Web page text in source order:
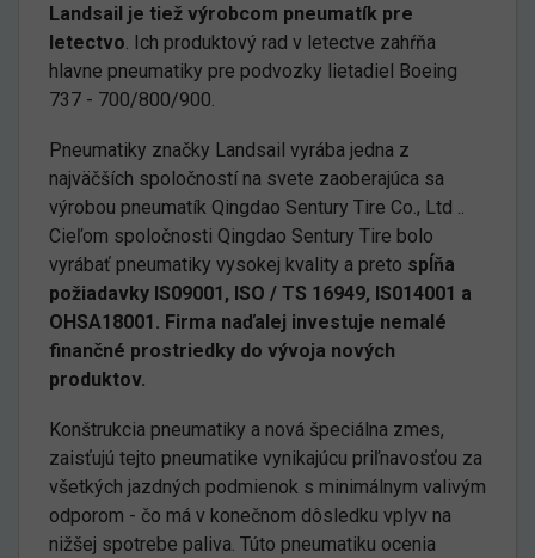
Landsail je tiež výrobcom pneumatík pre
letectvo. Ich produktový rad v letectve zahŕňa
hlavne pneumatiky pre podvozky lietadiel Boeing
737 - 700/800/900.
Pneumatiky značky Landsail vyrába jedna z
najväčších spoločností na svete zaoberajúca sa
výrobou pneumatík Qingdao Sentury Tire Co., Ltd ..
Cieľom spoločnosti Qingdao Sentury Tire bolo
vyrábať pneumatiky vysokej kvality a preto spĺňa
požiadavky IS09001, ISO / TS 16949, IS014001 a
OHSA18001. Firma naďalej investuje nemalé
finančné prostriedky do vývoja nových
produktov.
Konštrukcia pneumatiky a nová špeciálna zmes,
zaisťujú tejto pneumatike vynikajúcu priľnavosťou za
všetkých jazdných podmienok s minimálnym valivým
odporom - čo má v konečnom dôsledku vplyv na
nižšej spotrebe paliva. Túto pneumatiku ocenia